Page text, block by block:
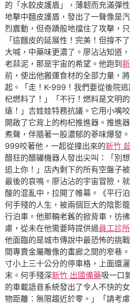
的「水餃皮護盾」，薄韌而充滿彈
地擊中麵皮護盾，發出了一聲像是
烈震動，但奇蹟般地擋住了攻擊，
「這麵皮的延展性！完美！但撐不
大喊，中藥味更濃了。廖沾沾知道
老蒜泥，那是宇宙的希望。他跑到
前，使出他搬運食材的全部力量，
起。「走！K-999！我們要從後院
杞燃料了！」「不行！燃料是文明
遠！」吉娃娃特務抗議。它用小嘴
開啟了它背上的枸杞推進器。推進
煮聲，伴隨著一股濃郁的蔘味爆發
999咬著他，一起從撞出來的新竹
醋狂的醋罐機器人發出尖叫：「別
追上你！」店內剩下的所有空盤子
最後的哀鳴。廖沾沾的宇宙冒險，
酸的混亂中，拉開了帷幕。《平行
何手殘的人生，被兩個巨大的陰影
行泊車。他那輛老舊的掀背車，彷
慮，從未在他需要時提供過員工診
他面臨的是城市傳說中最恐怖的挑
間專賣金屬雕像的畫廊之間的窄巷
寸小上三十公分的停車格，上面還
末。何手殘深新竹 出國備藥吸一口
的車載語音系統發出了令人不快的
物距離：無限趨近於零。」「請考